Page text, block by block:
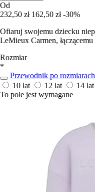
Od
232,50 zł 162,50 zł -30%
Ofiaruj swojemu dziecku
LeMieux Carmen,
Rozmiar
*
Przewodnik po rozmiarach
10 lat
12 lat
14 lat
To pole jest wymagane